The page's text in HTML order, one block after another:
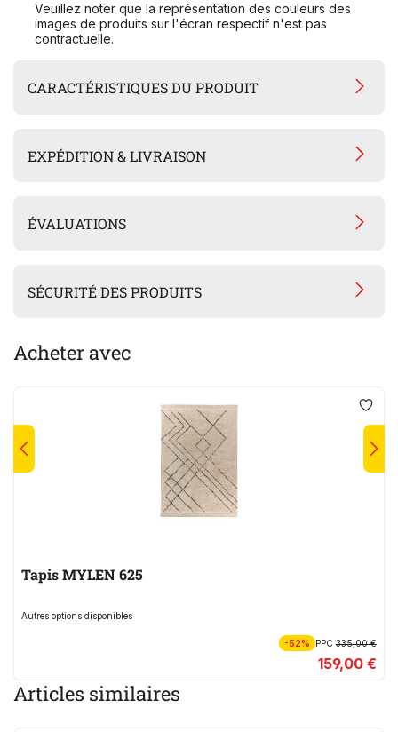
Veuillez noter que la représentation des couleurs des
images de produits sur l'écran respectif n'est pas
contractuelle.
CARACTÉRISTIQUES DU PRODUIT
EXPÉDITION & LIVRAISON
ÉVALUATIONS
SÉCURITÉ DES PRODUITS
Acheter avec
Tapis MYLEN 625
Autres options disponibles
-52% PPC335,00 €
159,00 €
Articles similaires